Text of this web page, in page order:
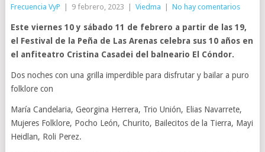
Frecuencia VyP 9 febrero, 2023 Viedma No hay comentarios
Este viernes 10 y sábado 11 de febrero a partir de las 19,
el Festival de la Peña de Las Arenas celebra sus 10 años en
el anfiteatro Cristina Casadei del balneario El Cóndor.
Dos noches con una grilla imperdible para disfrutar y bailar a puro
folklore con
María Candelaria, Georgina Herrera, Trio Unión, Elias Navarrete,
Mujeres Folklore, Pocho León, Churito, Bailecitos de la Tierra, Mayi
Heidlan, Roli Perez.